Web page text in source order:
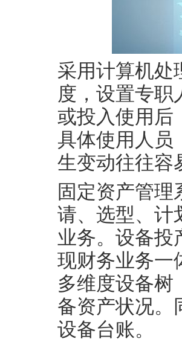
采用计算机处
度，设置专职
或投入使用后
具体使用人员
生变动往往容
固定资产管
请、选型、计
业务。设备投
现财务业务一
多维度设备树
备资产状况。
设备台账。